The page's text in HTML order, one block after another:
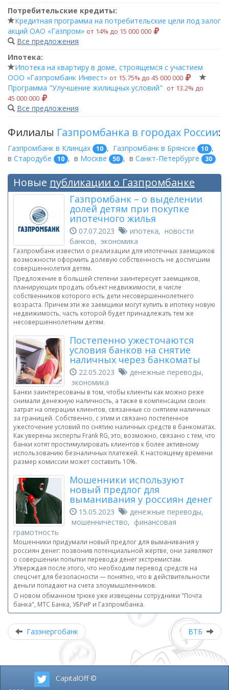
Потребительские кредиты:
Кредитная программа на потребительские цели под залог
акций ОАО «Газпром» от 14% до 15 000 000
Все предложения
Ипотека:
Ипотека на квартиру в доме, строящемся с участием
ООО «Газпромбанк Инвест» от 15.75% до 45 000 000
Программа "Улучшение жилищных условий" от 13.2% до
45 000 000
Все предложения
Филиалы Газпромбанка в городах России:
Газпромбанк в Клинцах 10 , Газпромбанк в Брянске 10 ,
в Стародубе 10 , в Москве 50 , в Санкт-Петербурге 30
Новые публикации о Газпромбанке
Газпромбанк – о выделении
долей детям при покупке
ипотечного жилья
07.07.2023
ипотека, новости
банков, экономика
Газпромбанк известил о реализации для ипотечных заемщиков
возможности оформить долевую собственность не достигшим
совершеннолетия детям.
Предложение в большей степени заинтересует заемщиков,
планирующих продать объект недвижимости, в числе
собственников которого есть дети несовершеннолетнего
возраста. Причем эти же заемщики могут купить в ипотеку новую
недвижимость, часть которой будет принадлежать тем же
несовершеннолетним детям.
Постепенно ужесточаются
условия банков на снятие
наличных через банкоматы
22.05.2023
денежные переводы,
экономика
Банки заинтересованы в том, чтобы клиенты как можно реже
снимали денежную наличность, а также в компенсации своих
затрат на операции клиентов, связанные со снятием наличных
за границей. Собственно, с этим и связано постепенное
ужесточение условий по снятию наличных средств в банкоматах.
Как уверены эксперты Frank RG, это, возможно, связано с тем, что
банки хотят простимулировать клиентов к более активному
использованию безналичных платежей. К настоящему времени
размер комиссии может составить 10%.
Мошенники используют
новый предлог для
выманивания у россиян денег
15.05.2023
денежные переводы,
мошенничество, финансовая
грамотность
Мошенники придумали новый предлог для выманивания у
россиян денег: позвонив потенциальной жертве, они заявляют
о совершении попытки перевода денег экстремистам.
Утверждая после этого, что необходим перевод средств на
спецсчет для безопасности — понятно, что в действительности
деньги попадают на счета злоумышленников.
О новом обманном трюке уже извещены сотрудники "Почта
банка", МТС Банка, УБРиР и Газпромбанка.
Газэнергобанк ВТБ
CapitalOff ©